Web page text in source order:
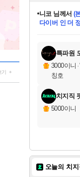
교환.
당첨되셨습니
니코님께서 (
다이버 인 더
당첨되셨습니
당첨되셨습니
당첨되셨습니
당첨되셨습니
당첨되셨습니
에디션 (스팀
당첨되셨습니
특파원
3000이니 ·
칭호
치지직
5000이니
오늘의 치지